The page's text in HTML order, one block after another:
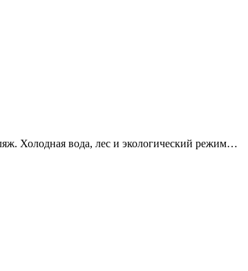
Холодная вода, лес и экологический режим…